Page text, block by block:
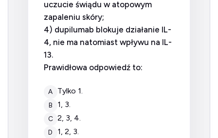
uczucie świądu w atopowym
zapaleniu skóry;
4) dupilumab blokuje działanie IL-
4, nie ma natomiast wpływu na IL-
13.
Prawidłowa odpowiedź to:
A tylko 1.
B 1, 3.
C 2, 3, 4.
D 1, 2, 3.